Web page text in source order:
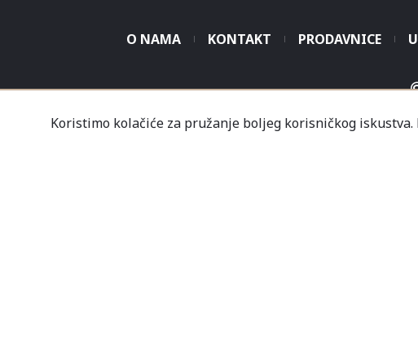
Koristimo kolačiće za pružanje boljeg korisničkog
O NAMA KONTAKT PRODAVNICE
Tvrtka Mališić MP d.o.o. -